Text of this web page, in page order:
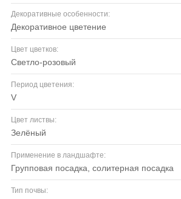
Декоративные особенности:
декоративное цветение
Цвет цветков:
светло-розовый
Период цветения:
V
Цвет листвы:
зелёный
Применение в ландшафте:
групповая посадка, солитерная посадка
Тип почвы: